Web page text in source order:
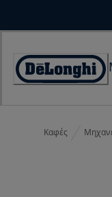
Accessibility
Καφές